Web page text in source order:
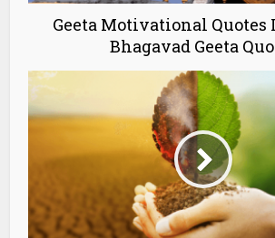
Geeta Motivational
Bhagavad Geeta